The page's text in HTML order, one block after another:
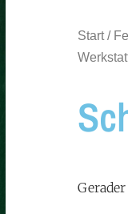
Start/